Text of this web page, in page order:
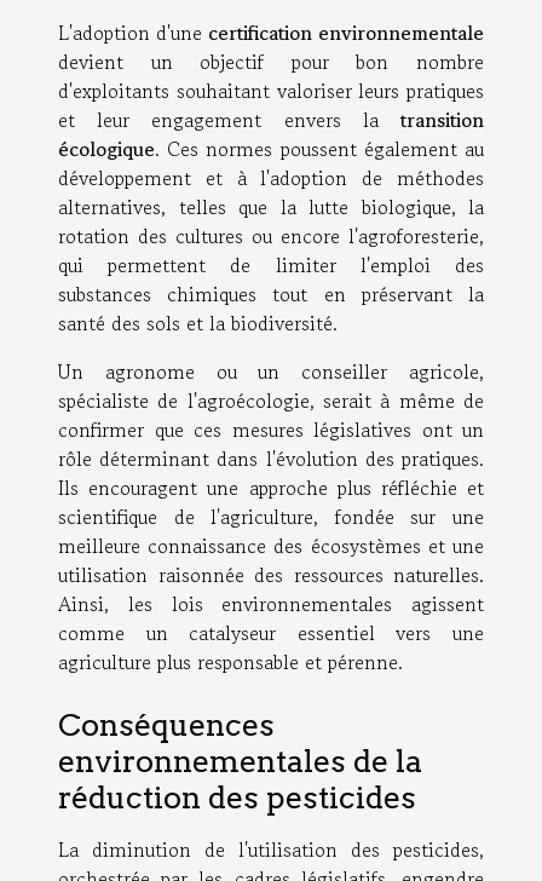
L'adoption d'une certification environnementale
devient un objectif pour bon nombre
d'exploitants souhaitant valoriser leurs pratiques
et leur engagement envers latransition
écologique. Ces normes poussent également au
développement et à l'adoption de méthodes
alternatives, telles que la lutte biologique, la
rotation des cultures ou encore l'agroforesterie,
qui permettent de limiter l'emploi des
substances chimiques tout en préservant la
santé des sols et la biodiversité.
Un agronome ou un conseiller agricole,
spécialiste de l'agroécologie, serait à même de
confirmer que ces mesures législatives ont un
rôle déterminant dans l'évolution des pratiques.
Ils encouragent une approche plus réfléchie et
scientifique de l'agriculture, fondée sur une
meilleure connaissance des écosystèmes et une
utilisation raisonnée des ressources naturelles.
Ainsi, les lois environnementales agissent
comme un catalyseur essentiel vers une
agriculture plus responsable et pérenne.
Conséquences
environnementales de la
réduction des pesticides
La diminution de l'utilisation des pesticides,